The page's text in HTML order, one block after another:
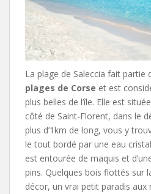
La plage de Saleccia fait partie
plages de Corse et est
plus belles de l’île. Elle est
côté de Saint-Florent, dans le
plus d’1km de long, vous y
le tout bordé par une eau
est entourée de maquis et
pins. Quelques bois flottés sur
décor, un vrai petit paradis aux